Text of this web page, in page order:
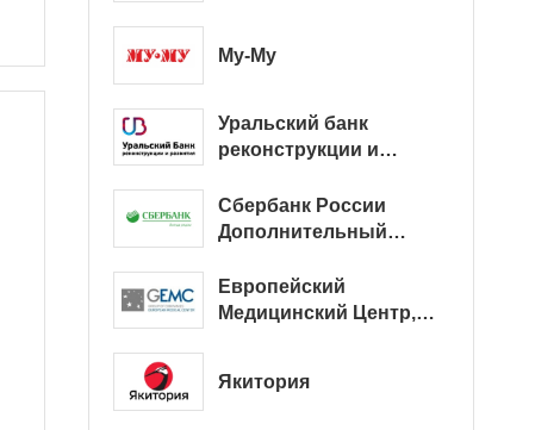
Му-Му
Уральский банк
реконструкции и
Сбербанк России
Дополнительный
Европейский
Медицинский Центр,
Якитория